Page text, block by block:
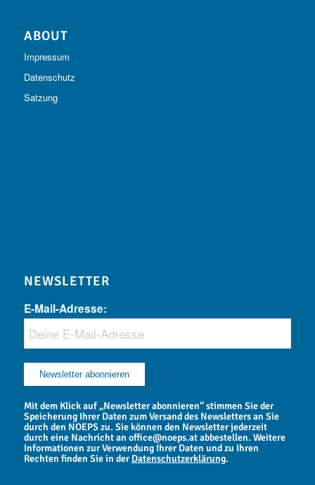
ABOUT
Impressum
Datenschutz
Satzung
NEWSLETTER
E-Mail-Adresse:
Mit dem Klick auf „Newsletter abonnieren“ stimmen Sie der
Speicherung Ihrer Daten zum Versand des Newsletters an Sie
durch den NOEPS zu. Sie können den Newsletter jederzeit
durch eine Nachricht an office@noeps.at abbestellen. Weitere
Informationen zur Verwendung Ihrer Daten und zu Ihren
Rechten finden Sie in derDatenschutzerklärung.